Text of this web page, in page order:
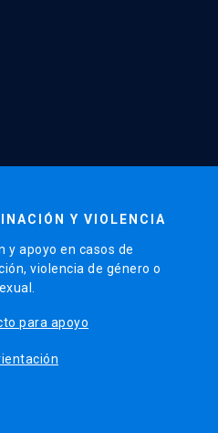
Y VIOLENCIA
y apoyo en casos de
violencia de género o
para apoyo